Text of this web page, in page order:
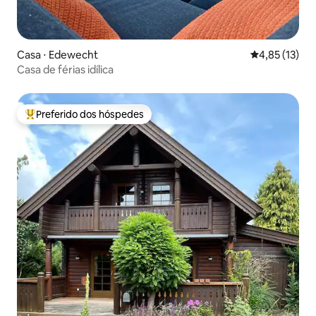
Casa ⋅ Edewecht 4,85 de uma
4,85 (13)
Casa de férias idílica
Entre os melhores preferidos dos hóspedes
Preferido dos hóspedes